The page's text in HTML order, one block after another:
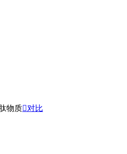
物质对比